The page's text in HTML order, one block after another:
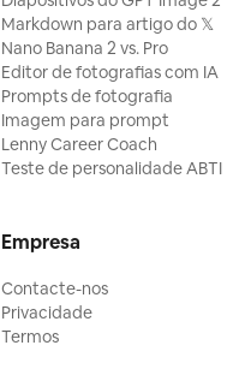
Markdown para artigo do 𝕏
Nano Banana 2 vs. Pro
Editor de fotografias com IA
Prompts de fotografia
Imagem para prompt
Lenny Career Coach
Teste de personalidade ABTI
Empresa
Contacte-nos
Privacidade
Termos